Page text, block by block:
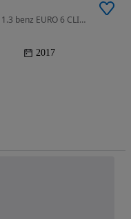
1242 cm3 • 90 CP • SUZUKI BALENO 2017 1.3 benz EURO 6 CLIMA 110000 km impecabila
2017